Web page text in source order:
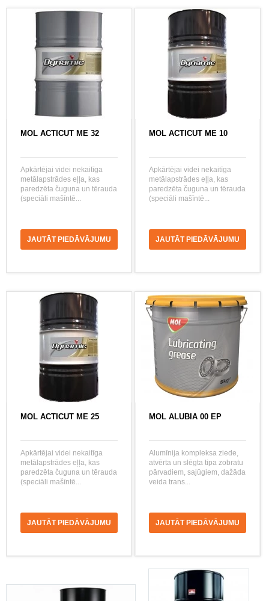
MOL ACTICUT ME 32
Apkārtējai videi nekaitīga
metālapstrādes eļļa, kas
paredzēta čuguna un tērauda
(speciāli mašīntē...
JAUTĀT PIEDĀVĀJUMU
MOL ACTICUT ME 10
Apkārtējai videi nekaitīga
metālapstrādes eļļa, kas
paredzēta čuguna un tērauda
(speciāli mašīntē...
JAUTĀT PIEDĀVĀJUMU
MOL ACTICUT ME 25
Apkārtējai videi nekaitīga
metālapstrādes eļļa, kas
paredzēta čuguna un tērauda
(speciāli mašīntē...
JAUTĀT PIEDĀVĀJUMU
MOL ALUBIA 00 EP
Alumīnija kompleksa ziede,
atvērta un slēgta tipa zobratu
pārvadiem, sajūgiem, dažāda
veida trans...
JAUTĀT PIEDĀVĀJUMU